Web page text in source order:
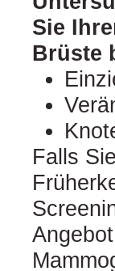
Sie
Brüste
Falls